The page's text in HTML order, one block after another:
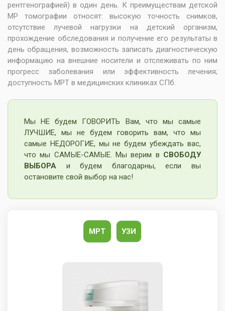
рентгенографией) в один день. К преимуществам детской
МР томографии относят: высокую точность снимков,
отсутствие лучевой нагрузки на детский организм,
прохождение обследования и получение его результаты в
день обращения, возможность записать диагностическую
информацию на внешние носители и отслеживать по ним
прогресс заболевания или эффективность лечения;
доступность МРТ в медицинских клиниках СПб.
Мы НЕ будем ГОВОРИТЬ Вам, что мы самые
ЛУЧШИЕ, мы не будем говорить вам, что мы
самые НЕДОРОГИЕ, мы не будем убеждать вас,
что мы САМЫЕ-САМЫЕ. Мы верим в СВОБОДУ
ВЫБОРА и будем благодарны, если вы
остановите свой выбор на нас!
МРТ УЗИ